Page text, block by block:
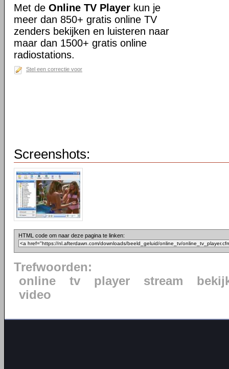
Met de Online TV Player kun je
meer dan 850+ gratis online TV
zenders bekijken en luisteren naar
maar dan 1500+ gratis online
radiostations.
Stel een correctie voor
Screenshots:
HTML code om naar deze pagina te linken:
Trefwoorden:
online
tv player stream
video